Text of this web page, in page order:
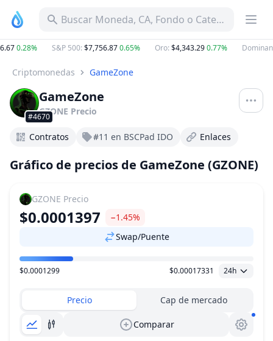
Buscar Moneda, CA, Fondo o Categoría
0.28% S&P 500:$7,756.870.65% Oro:$4,343.290.77%
Criptomonedas GameZone
#4670
GameZone
GZONE Precio
Contratos #11 en BSCPad IDO Enlaces
Gráfico de precios de GameZone (GZONE)
GZONE Precio
$0.0001397
−1.45%
Swap/Puente
Rango de precio
$0.0001299 $0.00017331 24h
Precio Cap de mercado
Comparar